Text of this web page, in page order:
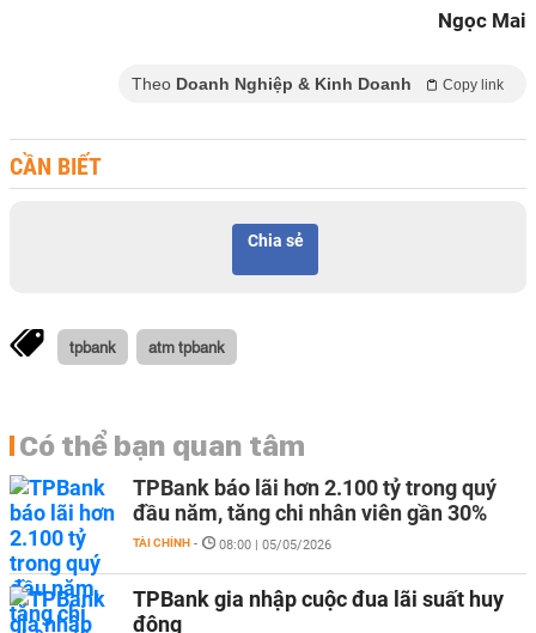
Ngọc Mai
Theo Doanh Nghiệp & Kinh Doanh Copy link
CẦN BIẾT
Chia sẻ
tpbank atm tpbank
Có thể bạn quan tâm
TPBank báo lãi hơn 2.100 tỷ trong quý
đầu năm, tăng chi nhân viên gần 30%
TÀI CHÍNH - 08:00 | 05/05/2026
TPBank gia nhập cuộc đua lãi suất huy
động